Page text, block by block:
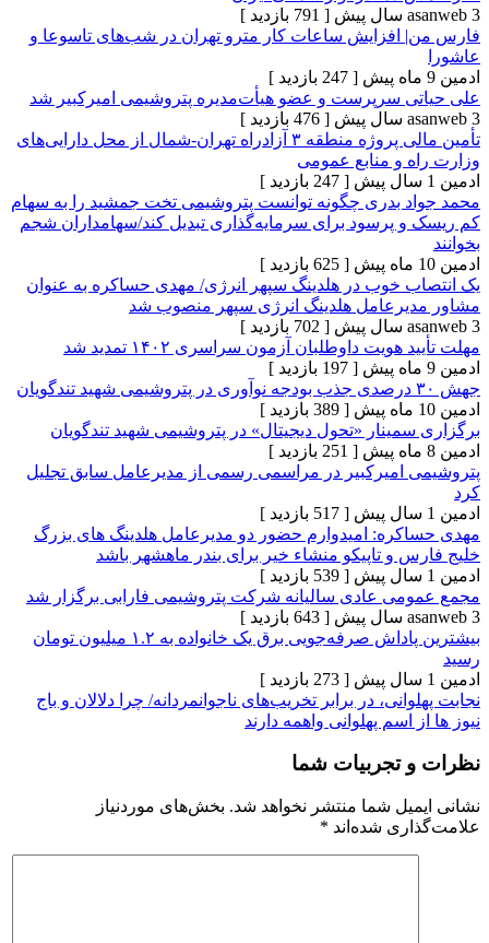
[ 791 بازدید ]
ساعات کار مترو تهران در شب‌های تاسوعا و
[ 247 بازدید ]
سرپرست و عضو هیأت‌مدیره پتروشیمی امیرکبیر شد
[ 476 بازدید ]
تأمین مالی پروژه منطقه ۳ آزادراه تهران-شمال از ‌محل دارایی‌های
و‌ منابع عمومی
[ 247 بازدید ]
بدری چگونه توانست پتروشیمی تخت جمشید را به سهام
پرسود برای سرمایه‌گذاری تبدیل کند/سهامداران شجم
[ 625 بازدید ]
خوب در هلدینگ سپهر انرژی/ مهدی حساکره به عنوان
هلدینگ انرژی سپهر منصوب شد
[ 702 بازدید ]
داوطلبان آزمون سراسری ۱۴۰۲ تمدید شد
[ 197 بازدید ]
[ 389 بازدید ]
«تحول دیجیتال» در پتروشیمی شهید تندگویان
[ 251 بازدید ]
امیرکبیر در مراسمی رسمی از مدیرعامل سابق تجلیل
[ 517 بازدید ]
امیدوارم حضور دو مدیرعامل هلدینگ های بزرگ
و تاپیکو منشاء خیر برای بندر ماهشهر باشد
[ 539 بازدید ]
عادی سالیانه شرکت پتروشیمی فارابی برگزار شد
[ 643 بازدید ]
بیشترین پاداش صرفه‌جویی برق یک خانواده به ۱.۲ میلیون تومان
[ 273 بازدید ]
در برابر تخریب‌های ناجوانمردانه/ چرا دلالان و باج
پهلوانی واهمه دارند
تجربیات شما
شما منتشر نخواهد شد.
بخش‌های موردنیاز
شده‌اند*